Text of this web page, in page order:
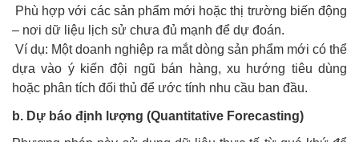
Phù hợp với các sản phẩm mới hoặc thị trường biến động
– nơi dữ liệu lịch sử chưa đủ mạnh để dự đoán.
Ví dụ: Một doanh nghiệp ra mắt dòng sản phẩm mới có thể
dựa vào ý kiến đội ngũ bán hàng, xu hướng tiêu dùng
hoặc phân tích đối thủ để ước tính nhu cầu ban đầu.
b. Dự báo định lượng (Quantitative Forecasting)